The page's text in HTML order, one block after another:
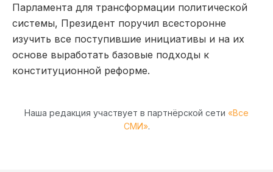
Парламента для трансформации политической
системы, Президент поручил всесторонне
изучить все поступившие инициативы и на их
основе выработать базовые подходы к
конституционной реформе.
Наша редакция участвует в партнёрской сети «Все
СМИ».